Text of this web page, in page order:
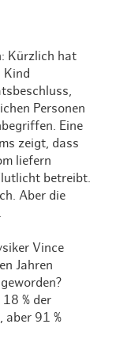
Kürzlich hat
Kind
Personen
Eine
zeigt, dass
liefern
betreibt.
Aber die
Vince
Jahren
% der
aber 91 %